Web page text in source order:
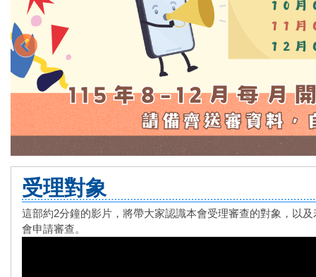
受理對象
這部約2分鐘的影片，將帶大家認識本會受理審查的對象，以
會申請審查。